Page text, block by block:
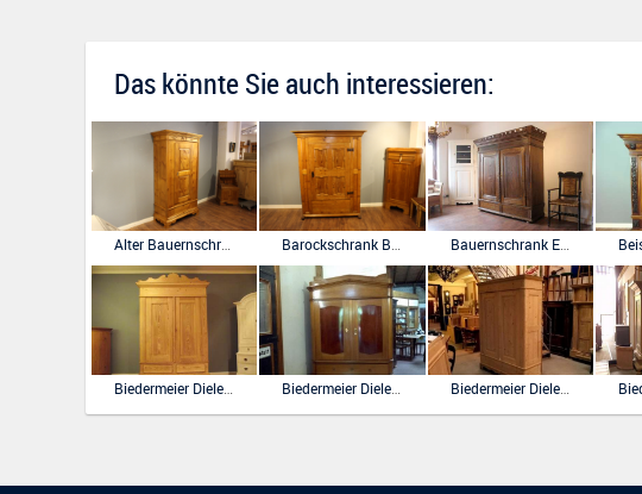
Das könnte Sie auch interessieren:
Bauernschrank Eiche Louis seize
Biedermeier Dielenschrank Hallenschrank in Kiefer Biedermeier Dielenschrank in Eiche mit Giebel und Sonne Biedermeier Dielenschrank Kleiderschrank